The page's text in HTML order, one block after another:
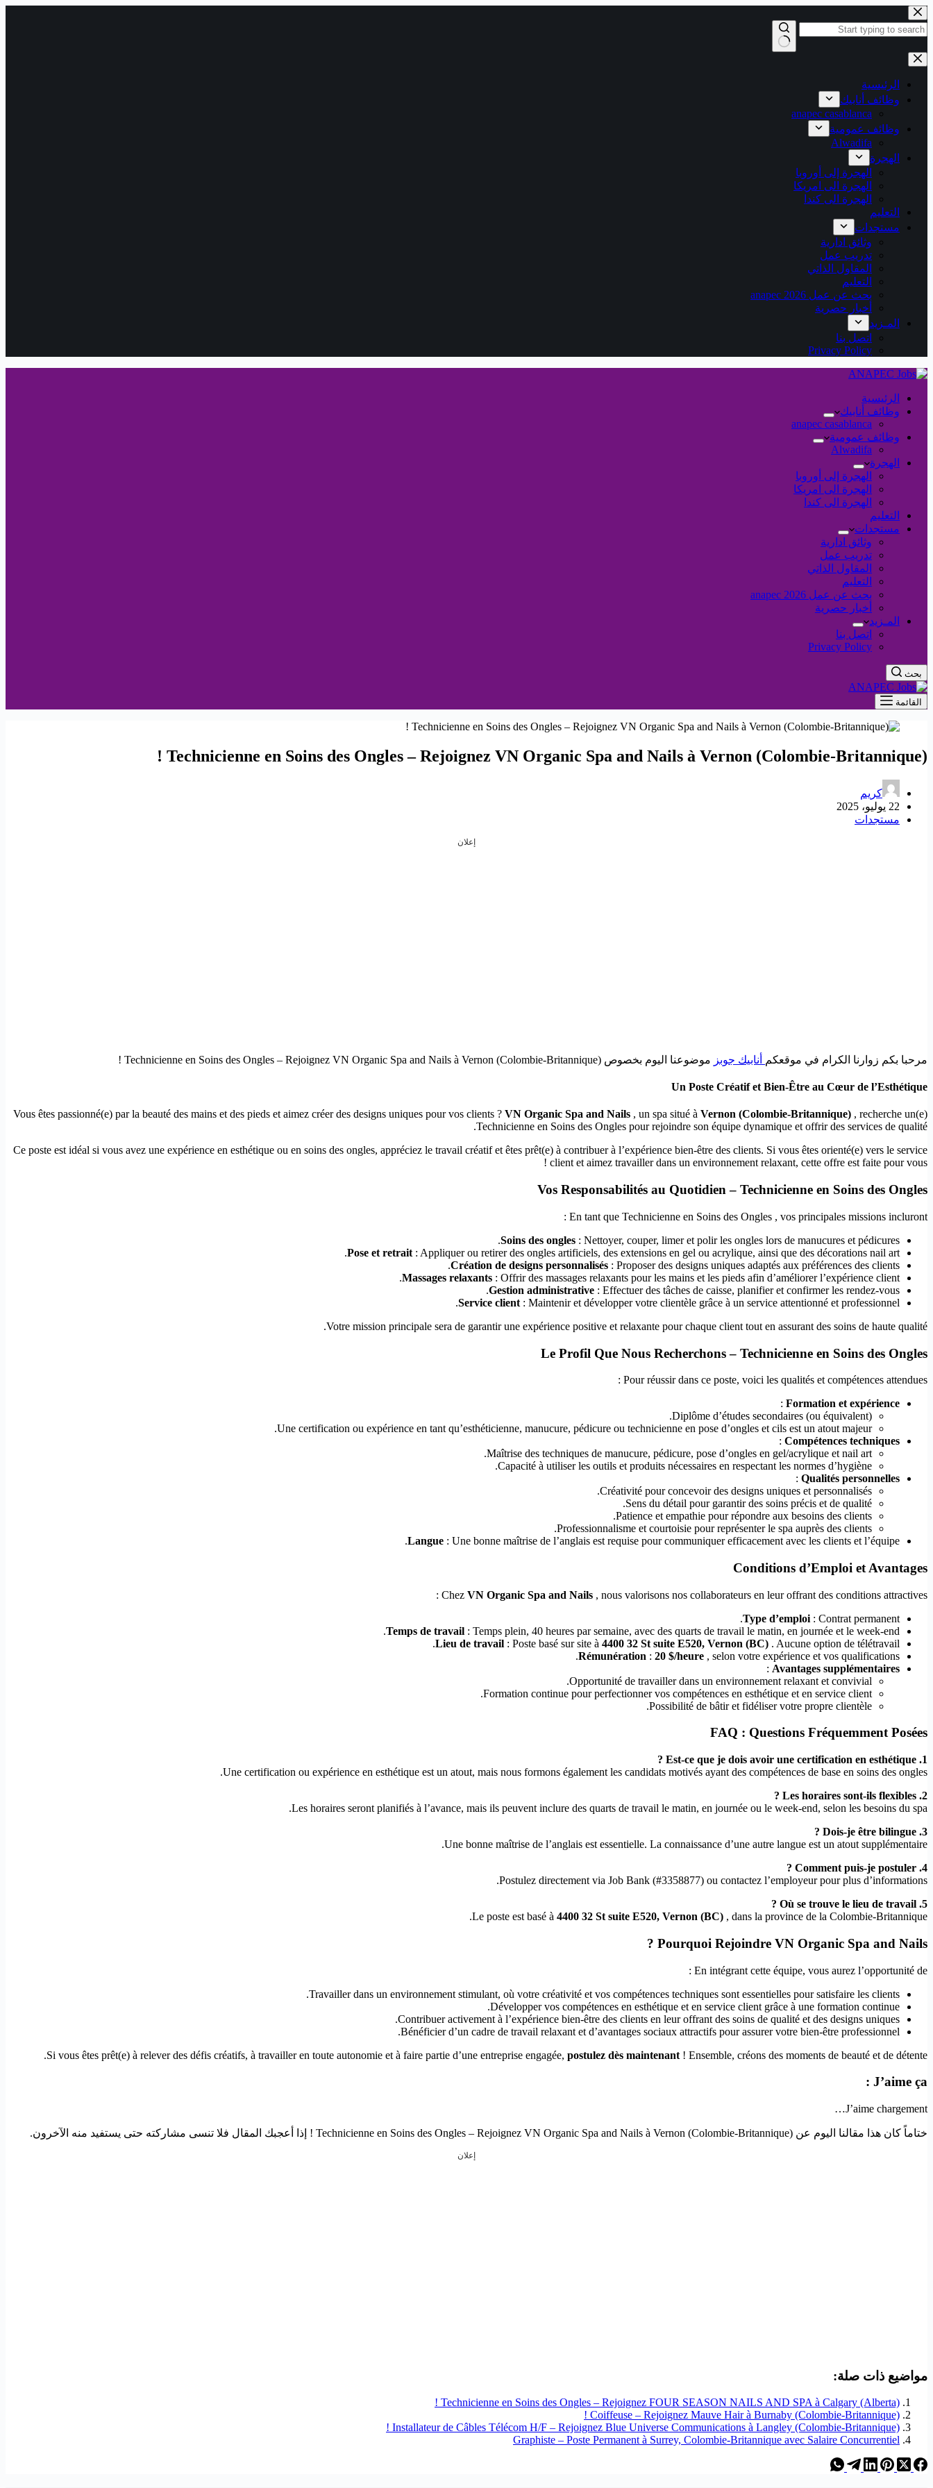
التجاوز
إلى
المحتوى
نتائج
الرئيسية
وظائف أنابيك
anapec casablanca
وظائف عمومية
Alwadifa
الهجرة
الهجرة إلى أوروبا
الهجرة الى امريكا
الهجرة الى كندا
التعليم
مستجدات
وثائق ادارية
تدريب عمل
المقاول الذاتي
التعليم
بحث عن عمل 2026 anapec
أخبار حصرية
المـزيد
اتصل بنا
Privacy Policy
الرئيسية
وظائف أنابيك
anapec casablanca
وظائف عمومية
Alwadifa
الهجرة
الهجرة إلى أوروبا
الهجرة الى امريكا
الهجرة الى كندا
التعليم
مستجدات
وثائق ادارية
تدريب عمل
المقاول الذاتي
التعليم
بحث عن عمل 2026 anapec
أخبار حصرية
المـزيد
اتصل بنا
Privacy Policy
بحث
القائمة
Technicienne en Soins des Ongles – Rejoignez VN Organic Spa and Nails à Vernon (Colombie-Britannique) !
كريم
22 يوليو، 2025
مستجدات
إعلان
مرحبا بكم زوارنا الكرام في موقعكم أنابيك جوبز موضوعنا اليوم بخصوص Technicienne en Soins des Ongles – Rejoignez VN Organic Spa and Nails à Vernon (Colombie-Britannique) !
Un Poste Créatif et Bien-Être au Cœur de l’Esthétique
Vous êtes passionné(e) par la beauté des mains et des pieds et aimez créer des designs uniques pour vos clients ? VN Organic Spa and Nails , un spa situé à Vernon (Colombie-Britannique) , recherche un(e)
Technicienne en Soins des Ongles pour rejoindre son équipe dynamique et offrir des services de qualité.
Ce poste est idéal si vous avez une expérience en esthétique ou en soins des ongles, appréciez le travail créatif et êtes prêt(e) à contribuer à l’expérience bien-être des clients. Si vous êtes orienté(e) vers le service
client et aimez travailler dans un environnement relaxant, cette offre est faite pour vous !
Vos Responsabilités au Quotidien – Technicienne en Soins des Ongles
En tant que Technicienne en Soins des Ongles , vos principales missions incluront :
Soins des ongles : Nettoyer, couper, limer et polir les ongles lors de manucures et pédicures.
Pose et retrait : Appliquer ou retirer des ongles artificiels, des extensions en gel ou acrylique, ainsi que des décorations nail art.
Création de designs personnalisés : Proposer des designs uniques adaptés aux préférences des clients.
Massages relaxants : Offrir des massages relaxants pour les mains et les pieds afin d’améliorer l’expérience client.
Gestion administrative : Effectuer des tâches de caisse, planifier et confirmer les rendez-vous.
Service client : Maintenir et développer votre clientèle grâce à un service attentionné et professionnel.
Votre mission principale sera de garantir une expérience positive et relaxante pour chaque client tout en assurant des soins de haute qualité.
Le Profil Que Nous Recherchons – Technicienne en Soins des Ongles
Pour réussir dans ce poste, voici les qualités et compétences attendues :
Formation et expérience
:
Diplôme d’études secondaires (ou équivalent).
Une certification ou expérience en tant qu’esthéticienne, manucure, pédicure ou technicienne en pose d’ongles et cils est un atout majeur.
Compétences techniques
:
Maîtrise des techniques de manucure, pédicure, pose d’ongles en gel/acrylique et nail art.
Capacité à utiliser les outils et produits nécessaires en respectant les normes d’hygiène.
Qualités personnelles
:
Créativité pour concevoir des designs uniques et personnalisés.
Sens du détail pour garantir des soins précis et de qualité.
Patience et empathie pour répondre aux besoins des clients.
Professionnalisme et courtoisie pour représenter le spa auprès des clients.
Langue : Une bonne maîtrise de l’anglais est requise pour communiquer efficacement avec les clients et l’équipe.
Conditions d’Emploi et Avantages
Chez VN Organic Spa and Nails , nous valorisons nos collaborateurs en leur offrant des conditions attractives :
Type d’emploi : Contrat permanent.
Temps de travail : Temps plein, 40 heures par semaine, avec des quarts de travail le matin, en journée et le week-end.
Lieu de travail : Poste basé sur site à 4400 32 St suite E520, Vernon (BC) . Aucune option de télétravail.
Rémunération : 20 $/heure , selon votre expérience et vos qualifications.
Avantages supplémentaires
:
Opportunité de travailler dans un environnement relaxant et convivial.
Formation continue pour perfectionner vos compétences en esthétique et en service client.
Possibilité de bâtir et fidéliser votre propre clientèle.
FAQ : Questions Fréquemment Posées
1. Est-ce que je dois avoir une certification en esthétique ?
Une certification ou expérience en esthétique est un atout, mais nous formons également les candidats motivés ayant des compétences de base en soins des ongles.
2. Les horaires sont-ils flexibles ?
Les horaires seront planifiés à l’avance, mais ils peuvent inclure des quarts de travail le matin, en journée ou le week-end, selon les besoins du spa.
3. Dois-je être bilingue ?
Une bonne maîtrise de l’anglais est essentielle. La connaissance d’une autre langue est un atout supplémentaire.
4. Comment puis-je postuler ?
Postulez directement via Job Bank (#3358877) ou contactez l’employeur pour plus d’informations.
5. Où se trouve le lieu de travail ?
Le poste est basé à 4400 32 St suite E520, Vernon (BC) , dans la province de la Colombie-Britannique.
Pourquoi Rejoindre VN Organic Spa and Nails ?
En intégrant cette équipe, vous aurez l’opportunité de :
Travailler dans un environnement stimulant, où votre créativité et vos compétences techniques sont essentielles pour satisfaire les clients.
Développer vos compétences en esthétique et en service client grâce à une formation continue.
Contribuer activement à l’expérience bien-être des clients en leur offrant des soins de qualité et des designs uniques.
Bénéficier d’un cadre de travail relaxant et d’avantages sociaux attractifs pour assurer votre bien-être professionnel.
Si vous êtes prêt(e) à relever des défis créatifs, à travailler en toute autonomie et à faire partie d’une entreprise engagée, postulez dès maintenant ! Ensemble, créons des moments de beauté et de détente.
J’aime ça :
J’aime chargement…
ختاماً كان هذا مقالنا اليوم عن Technicienne en Soins des Ongles – Rejoignez VN Organic Spa and Nails à Vernon (Colombie-Britannique) ! إذا أعجبك المقال فلا تنسى مشاركته حتى يستفيد منه الآخرون.
إعلان
مواضيع ذات صلة:
Technicienne en Soins des Ongles – Rejoignez FOUR SEASON NAILS AND SPA à Calgary (Alberta) !
Coiffeuse – Rejoignez Mauve Hair à Burnaby (Colombie-Britannique) !
Installateur de Câbles Télécom H/F – Rejoignez Blue Universe Communications à Langley (Colombie-Britannique) !
Graphiste – Poste Permanent à Surrey, Colombie-Britannique avec Salaire Concurrentiel